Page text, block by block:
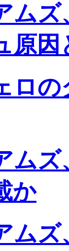
ム
原因
ロの
ムズ
か
ム